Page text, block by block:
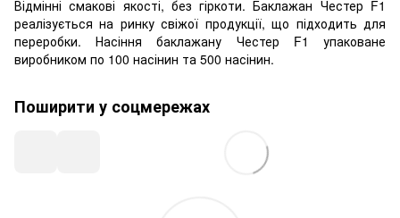
Відмінні смакові якості, без гіркоти. Баклажан Честер F1
реалізується на ринку свіжої продукції, що підходить для
переробки. Насіння баклажану Честер F1 упаковане
виробником по 100 насінин та 500 насінин.
Поширити у соцмережах